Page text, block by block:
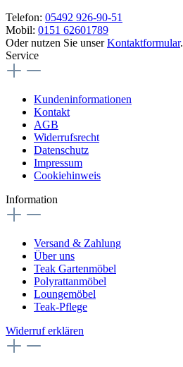
Telefon: 05492 926-90-51
Mobil: 0151 62601789
Oder nutzen Sie unserKontaktformular.
Service
Kundeninformationen
Kontakt
AGB
Widerrufsrecht
Datenschutz
Impressum
Cookiehinweis
Information
Versand & Zahlung
Über uns
Teak Gartenmöbel
Polyrattanmöbel
Loungemöbel
Teak-Pflege
Widerruf erklären